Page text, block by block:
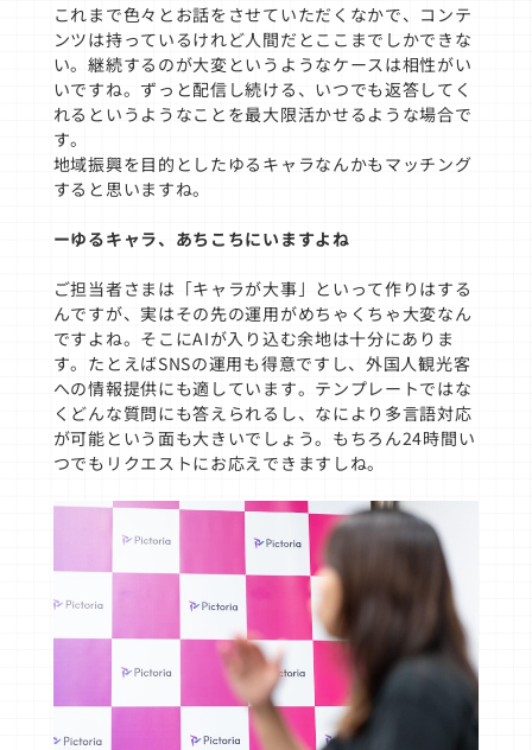
これまで色々とお話をさせていただくなかで、コンテ
ンツは持っているけれど人間だとここまでしかできな
い。継続するのが大変というようなケースは相性がい
いですね。ずっと配信し続ける、いつでも返答してく
れるというようなことを最大限活かせるような場合で
す。
地域振興を目的としたゆるキャラなんかもマッチング
すると思いますね。
ーゆるキャラ、あちこちにいますよね
ご担当者さまは「キャラが大事」といって作りはする
んですが、実はその先の運用がめちゃくちゃ大変なん
ですよね。そこにAIが入り込む余地は十分にありま
す。たとえばSNSの運用も得意ですし、外国人観光客
への情報提供にも適しています。テンプレートではな
くどんな質問にも答えられるし、なにより多言語対応
が可能という面も大きいでしょう。もちろん24時間い
つでもリクエストにお応えできますしね。